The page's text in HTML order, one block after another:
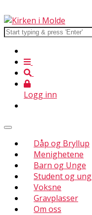
Logg inn
Dåp og Bryllup
Menighetene
Barn og Unge
Student og
Voksne
Gravplasser
Om oss